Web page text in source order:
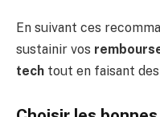
En suivant ces
sustainir vos
tech tout en faisant